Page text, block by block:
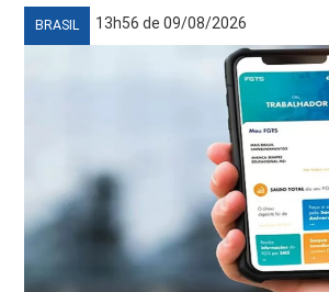
BRASIL 13h56 de 09/08/2026